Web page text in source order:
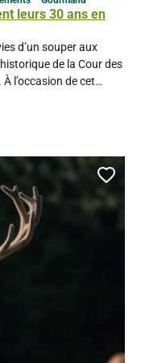
leurs 30 ans en
d’un souper aux
de la Cour des
l’occasion de cet
les 22, 23 et 24